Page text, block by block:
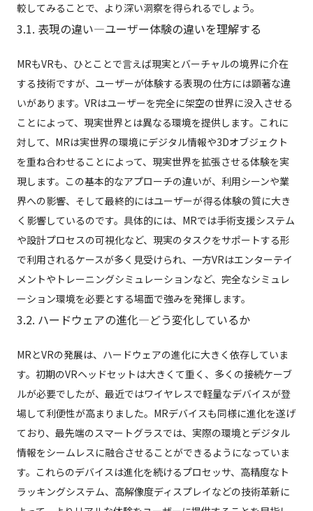
較してみることで、より深い洞察を得られるでしょう。
3.1. 表現の違い—ユーザー体験の違いを理解する
MRもVRも、ひとことで言えば現実とバーチャルの境界に介在
する技術ですが、ユーザーが体験する表現の仕方には顕著な違
いがあります。VRはユーザーを完全に架空の世界に没入させる
ことによって、現実世界とは異なる環境を提供します。これに
対して、MRは実世界の環境にデジタル情報や3Dオブジェクト
を重ね合わせることによって、現実世界を拡張させる体験を実
現します。この基本的なアプローチの違いが、利用シーンや業
界への影響、そして最終的にはユーザーが得る体験の質に大き
く影響しているのです。具体的には、MRでは手術支援システム
や設計プロセスの可視化など、現実のタスクをサポートする形
で利用されるケースが多く見受けられ、一方VRはエンターテイ
メントやトレーニングシミュレーションなど、完全なシミュレ
ーション環境を必要とする場面で強みを発揮します。
3.2. ハードウェアの進化—どう変化しているか
MRとVRの発展は、ハードウェアの進化に大きく依存していま
す。初期のVRヘッドセットは大きくて重く、多くの接続ケーブ
ルが必要でしたが、最近ではワイヤレスで軽量なデバイスが登
場して利便性が高まりました。MRデバイスも同様に進化を遂げ
ており、最先端のスマートグラスでは、実際の環境とデジタル
情報をシームレスに融合させることができるようになっていま
す。これらのデバイスは進化を続けるプロセッサ、高精度なト
ラッキングシステム、高解像度ディスプレイなどの技術革新に